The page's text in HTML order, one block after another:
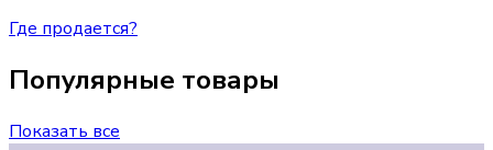
Где продается?
Популярные товары
Показать все